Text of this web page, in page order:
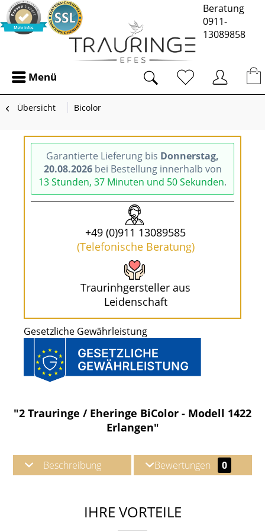
Beratung
0911-
13089858
Menü
Übersicht Bicolor
Garantierte Lieferung bis Donnerstag,
20.08.2026bei Bestellung innerhalb von
13 Stunden, 37 Minuten und 50 Sekunden.
+49 (0)911 13089585
(Telefonische Beratung)
Traurinhgersteller aus
Leidenschaft
Gesetzliche Gewährleistung
"2 Trauringe / Eheringe BiColor - Modell 1422
Erlangen"
Beschreibung Bewertungen 0
IHRE VORTEILE